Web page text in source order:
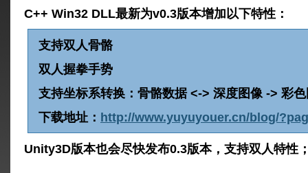
C++ Win32 DLL最新为v0.3版本增加以下特性：
支持双人骨骼
双人握拳手势
支持坐标系转换：骨骼数据 <-> 深度图像 -> 彩
下载地址： http://www.yuyuyouer.cn/blog/
Unity3D版本也会尽快发布0.3版本，支持双人特性